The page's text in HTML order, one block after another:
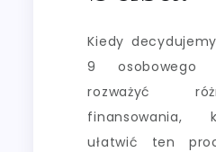
Kiedy
9 osobowego
rozważyć
finansowania,
ułatwić ten